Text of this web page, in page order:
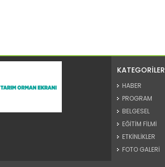
KATEGORİLER
HABER
PROGRAM
BELGESEL
EĞİTİM FİLMİ
ETKİNLİKLER
FOTO GALERİ